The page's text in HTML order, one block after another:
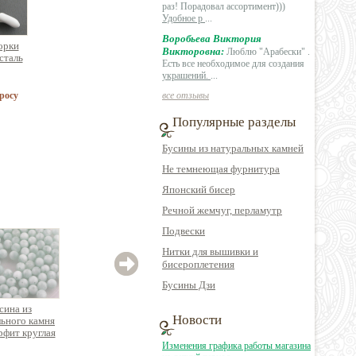
из
камня
круглая
огранки из
натурального камня
турмалин кубик
круглая пористая
раз! Порадовал ассортимент)))
Удобное р ...
Воробьева Виктория
Викторовна: Люблю "Арабески" .
Есть все необходимое для создания
украшений. ...
все отзывы
Популярные разделы
Бусины из натуральных камней
Не темнеющая фурнитура
Японский бисер
Речной жемчуг, перламутр
Подвески
Нитки для вышивки и
бисероплетения
Бусины Дзи
Новости
Изменения графика работы магазина